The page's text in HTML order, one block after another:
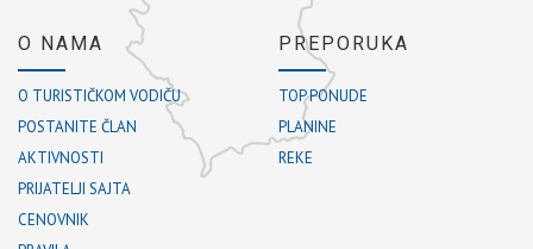
O NAMA
O TURISTIČKOM VODIČU
POSTANITE ČLAN
AKTIVNOSTI
PRIJATELJI SAJTA
CENOVNIK
PREPORUKA
TOP PONUDE
PLANINE
REKE